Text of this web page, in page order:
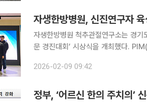
자생한방병원, 신진연구자
자생한방병원 척추관절연구소는 경
문 경진대회’ 시상식을 개최했다. PIM(Perspectives on Integrative Medicine/통합의학에
하버드대학교와 콜롬비아대학교, 도
2026-02-09 09:42
정부, ‘어르신 한의 주치의’